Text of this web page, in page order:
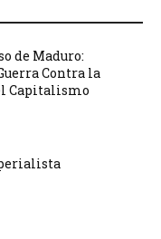
de Maduro:
Contra la
Capitalismo